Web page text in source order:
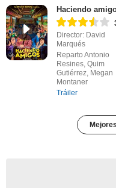
Haciendo
Director: David
Marqués
Reparto Antonio
Resines, Quim
Gutiérrez, Megan
Montaner
Tráiler